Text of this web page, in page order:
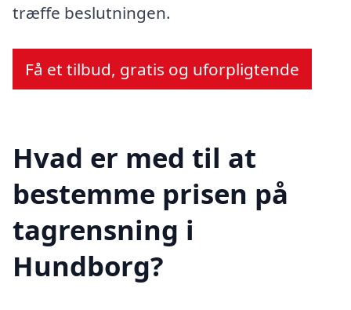
træffe beslutningen.
Få et tilbud, gratis og uforpligtende
Hvad er med til at
bestemme prisen på
tagrensning i
Hundborg?